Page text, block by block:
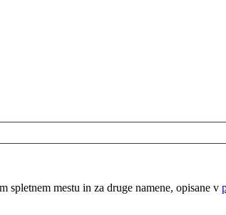
spletnem mestu in za druge namene, opisane v